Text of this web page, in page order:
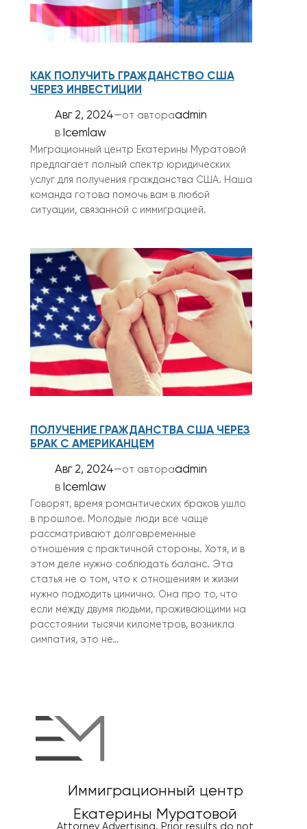
КАК ПОЛУЧИТЬ ГРАЖДАНСТВО США
ЧЕРЕЗ ИНВЕСТИЦИИ
Авг 2, 2024—от автораadmin
в Icemlaw
Миграционный центр Екатерины Муратовой
предлагает полный спектр юридических
услуг для получения гражданства США. Наша
команда готова помочь вам в любой
ситуации, связанной с иммиграцией.
ПОЛУЧЕНИЕ ГРАЖДАНСТВА США ЧЕРЕЗ
БРАК С АМЕРИКАНЦЕМ
Авг 2, 2024—от автораadmin
в Icemlaw
Говорят, время романтических браков ушло
в прошлое. Молодые люди все чаще
рассматривают долговременные
отношения с практичной стороны. Хотя, и в
этом деле нужно соблюдать баланс. Эта
статья не о том, что к отношениям и жизни
нужно подходить цинично. Она про то, что
если между двумя людьми, проживающими на
расстоянии тысячи километров, возникла
симпатия, это не…
Иммиграционный центр
Екатерины Муратовой
Attorney Advertising. Prior results do not